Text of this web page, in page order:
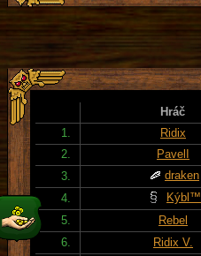
Hráč
1.
Ridix
2.
PavelI
3.
draken
4.
Kýbl™
5.
Rebel
6.
Ridix V.